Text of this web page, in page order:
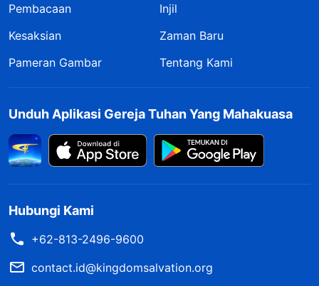
Pembacaan
Injil
Kesaksian
Zaman Baru
Pameran Gambar
Tentang Kami
Unduh Aplikasi Gereja Tuhan Yang Mahakuasa
Hubungi Kami
+62-813-2496-9600
contact.id@kingdomsalvation.org